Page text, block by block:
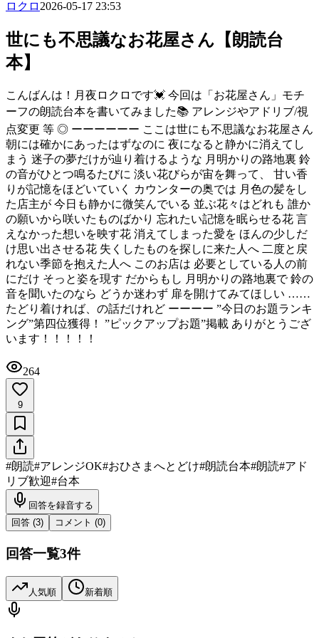
ロクロ 2026-05-17 23:53
世にも不思議なお花屋さん【朗読台
本】
こんばんは！月夜ロクロです💓 今回は「お花屋さん」モチ
ーフの朗読台本を書いてみました📚 アレンジやアドリブ/視
点変更 等 ◎ ーーーーーー ここは世にも不思議なお花屋さん
朝には確かにあったはずなのに 夜になると静かに消えてし
まう 迷子の夢だけが辿り着けるような 月明かりの路地裏 鈴
の音がひとつ鳴るたびに 淡い花びらが宙を舞って、 甘い香
りが記憶をほどいていく カウンターの奥では 月色の髪をし
た店主が 今日も静かに微笑んでいる 並ぶ花々はどれも 誰か
の願いから咲いたものばかり 忘れたい記憶を眠らせる花 言
えなかった想いを映す花 消えてしまった愛を ほんの少しだ
け思い出させる花 失くしたものを探しに来た人へ 二度と戻
れない季節を抱えた人へ このお店は 必要としている人の前
にだけ そっと姿を現す だからもし 月明かりの路地裏で 鈴の
音を聞いたのなら どうか迷わず 扉を開けてみてほしい ……
たどり着ければ、の話だけれど ーーーー ”今日のお題ランキ
ング”第四位獲得！ ”ピックアップお題”掲載 ありがとうござ
います！！！！！
264
9
#朗読#アレンジOK#おひさまへとどけ#朗読台本#朗読#アド
リブ歓迎#台本
回答を録音する
回答 (3) コメント (0)
回答一覧3件
人気順 新着順